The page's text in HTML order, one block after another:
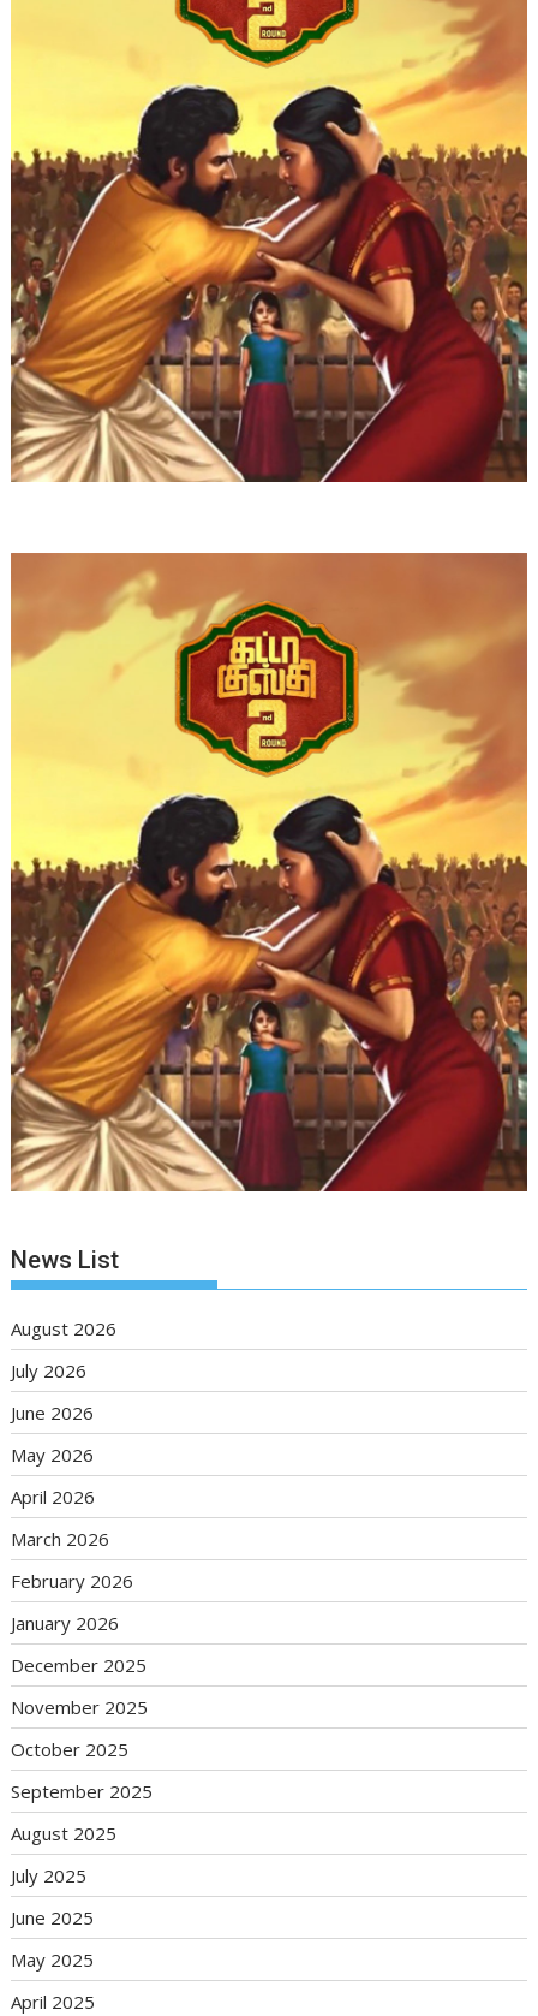
News List
August 2026
July 2026
June 2026
May 2026
April 2026
March 2026
February 2026
January 2026
December 2025
November 2025
October 2025
September 2025
August 2025
July 2025
June 2025
May 2025
April 2025